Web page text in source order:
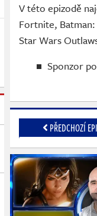
V této epizodě
Fortnite, Batman:
Star Wars
Sponzor
PŘEDCHOZÍ
(S10E44)